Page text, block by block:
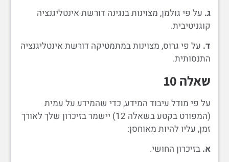
ג. על פי גולמן, מצוינות בנגינה דורשת אינטליגנציה
קוגניטיבית.
ד. על פי גרוס, מצוינות במתמטיקה דורשת אינטליגנציה
התנסותית.
שאלה 10
על פי מודל עיבוד המידע, כדי שהמידע על עמית
(המפורט בקטע בשאלה 12) יישמר בזיכרון שלך לאורך
זמן, עליו להיות מאוחסן:
א. בזיכרון החושי.